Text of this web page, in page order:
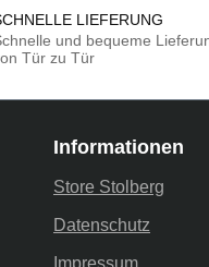
LIEFERUNG
und bequeme
Tür zu Tür
Informationen
Store Stolberg
Datenschutz